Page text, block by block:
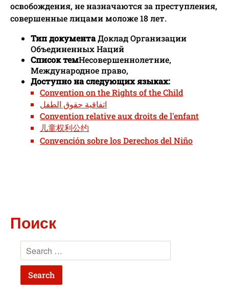
освобождения, не назначаются за преступления,
совершенные лицами моложе 18 лет.
Тип документаДоклад Организации
Объединенных Наций
Список темНесовершеннолетние,
Международное право,
Доступно на следующих языках:
Convention on the Rights of the Child
اتفاقية حقوق الطفل
Convention relative aux droits de l'enfant
儿童权利公约
Convención sobre los Derechos del Niño
Поиск